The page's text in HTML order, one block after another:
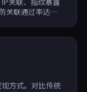
关联通过率达
方式。对比传统